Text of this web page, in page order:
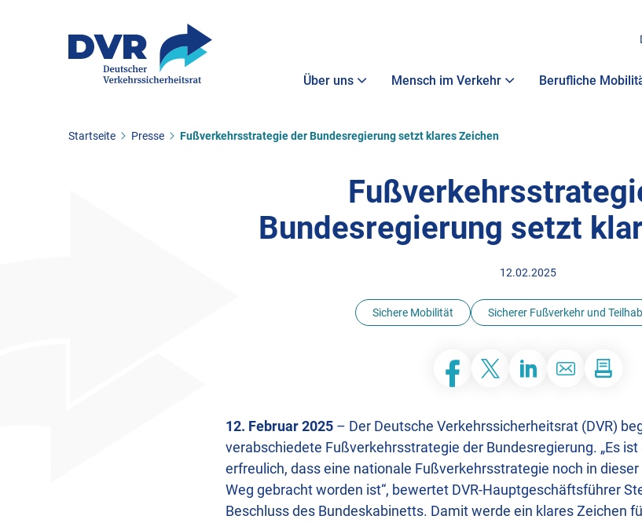
Über uns Mensch im Verkehr Berufliche
Sie befinden sich hier:
Startseite Presse Fußverkehrsstrategie der Bundesregierung setzt klares Zeichen
Bundesregierung setzt
12.02.2025
Sichere Mobilität Sicherer Fußverkehr und
12. Februar 2025 – Der Deutsche Verkehrssicherheitsrat (DVR)
verabschiedete Fußverkehrsstrategie der Bundesregierung. „Es
erfreulich, dass eine nationale Fußverkehrsstrategie noch in
Weg gebracht worden ist“, bewertet DVR-Hauptgeschäftsführer
Beschluss des Bundeskabinetts. Damit werde ein klares Zeichen